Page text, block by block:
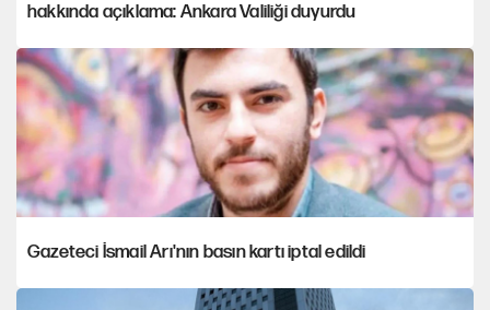
hakkında açıklama: Ankara Valiliği duyurdu
Gazeteci İsmail Arı'nın basın kartı iptal edildi